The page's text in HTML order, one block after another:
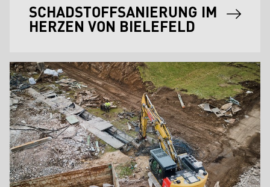
SCHADSTOFFSANIERUNG IM
HERZEN VON BIELEFELD